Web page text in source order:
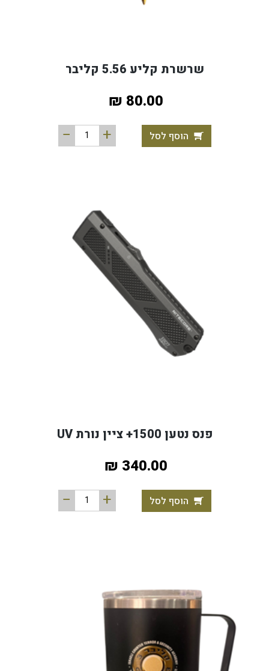
שרשרת קליע 5.56 קליבר
80.00 ₪
פנס נטען 1500+ ציין נורת UV
340.00 ₪